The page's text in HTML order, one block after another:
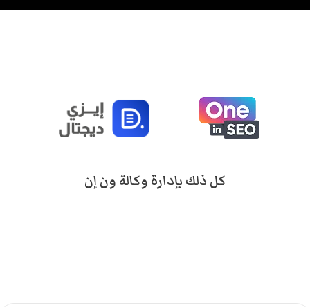
كل ذلك بإدارة وكالة ون إن